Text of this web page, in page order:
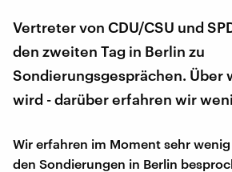
Vertreter von CDU/CSU und
den zweiten Tag in Berlin zu
Sondierungsgesprächen. Über
wird - darüber erfahren wir
Wir erfahren im Moment sehr
den Sondierungen in Berlin